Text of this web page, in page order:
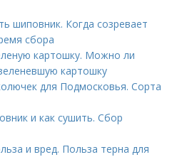
шиповник. Когда созревает
сбора
картошку. Можно ли
картошку
для Подмосковья. Сорта
и как сушить. Сбор
и вред. Польза терна для